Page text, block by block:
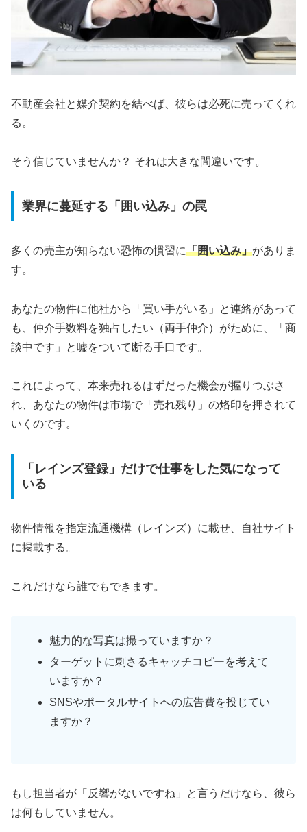
不動産会社と媒介契約を結べば、彼らは必死に売ってくれ
る。
そう信じていませんか？ それは大きな間違いです。
業界に蔓延する「囲い込み」の罠
多くの売主が知らない恐怖の慣習に「囲い込み」がありま
す。
あなたの物件に他社から「買い手がいる」と連絡があって
も、仲介手数料を独占したい（両手仲介）がために、「商
談中です」と嘘をついて断る手口です。
これによって、本来売れるはずだった機会が握りつぶさ
れ、あなたの物件は市場で「売れ残り」の烙印を押されて
いくのです。
「レインズ登録」だけで仕事をした気になって
いる
物件情報を指定流通機構（レインズ）に載せ、自社サイト
に掲載する。
これだけなら誰でもできます。
魅力的な写真は撮っていますか？
ターゲットに刺さるキャッチコピーを考えて
いますか？
SNSやポータルサイトへの広告費を投じてい
ますか？
もし担当者が「反響がないですね」と言うだけなら、彼ら
は何もしていません。